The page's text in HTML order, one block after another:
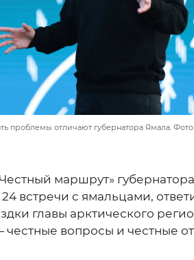
проблемы отличают губернатора Ямала.
маршрут»
встречи с ямальцами,
главы арктического
вопросы и честные